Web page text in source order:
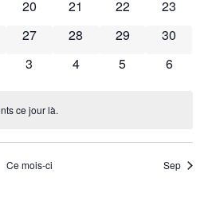
0 évènements
20 0 évènements
21 0 évènements
22 0
23
0 évènements
27 0 évènements
28 0 évènements
29 0
30
0 évènements
3 0 évènements
4 0 évènements
5 0
6
ce jour là.
Ce mois-ci Sep